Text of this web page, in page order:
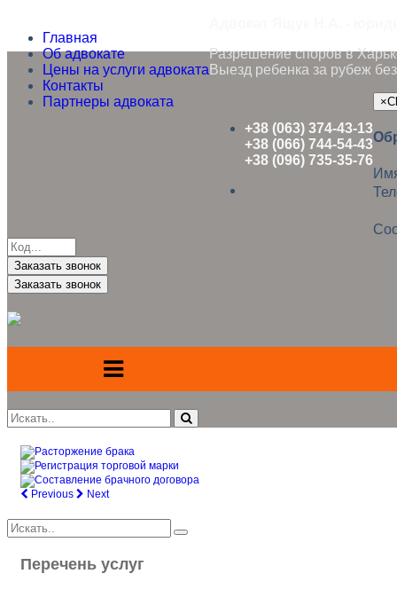
Главная
Об адвокате
Цены на услуги адвоката
Контакты
Партнеры адвоката
Разрешение споров в
Выезд ребенка за рубеж
+38 (063) 374-43-13
+38 (066) 744-54-43
+38 (096) 735-35-76
×
Заказать звонок
Previous Next
Перечень услуг